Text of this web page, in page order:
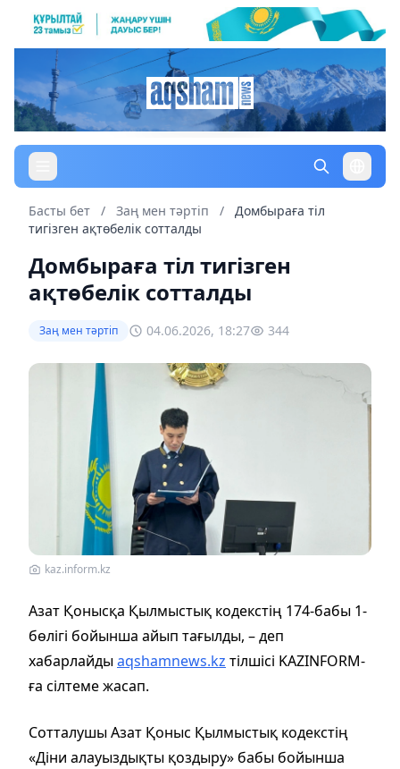
Басты бет / Заң мен тəртіп /
Домбыраға тіл
тигізген ақтөбелік сотталды
Домбыраға тіл тигізген
ақтөбелік сотталды
Заң мен тəртіп 04.06.2026, 18:27 344
kaz.inform.kz
Азат Қонысқа Қылмыстық кодекстің 174-бабы 1-
бөлігі бойынша айып тағылды, – деп
хабарлайдыaqshamnews.kz тілшісі KAZINFORM-
ға сілтеме жасап.
Сотталушы Азат Қоныс Қылмыстық кодекстің
«Діни алауыздықты қоздыру» бабы бойынша